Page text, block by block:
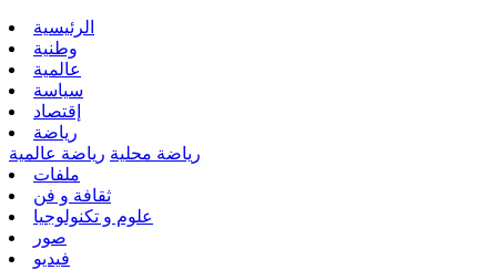
الرئيسية
وطنية
عالمية
سياسة
إقتصاد
رياضة
رياضة محلية رياضة عالمية
ملفات
ثقافة و فن
علوم و تكنولوجيا
صور
فيديو